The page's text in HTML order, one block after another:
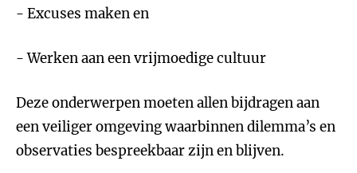
- Excuses maken en
- Werken aan een vrijmoedige cultuur
Deze onderwerpen moeten allen bijdragen aan
een veiliger omgeving waarbinnen dilemma’s en
observaties bespreekbaar zijn en blijven.